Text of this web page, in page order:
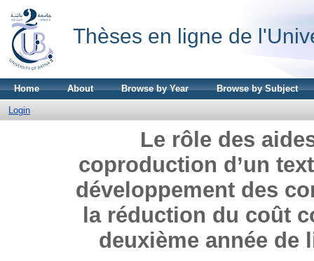
Thèses en ligne de
Home About Browse by Year Browse by Subject
Login
Le rôle des
coproduction d’un
développement des
la réduction du coût
deuxième année de